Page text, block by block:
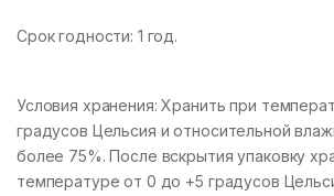
Срок годности: 1 год.
Условия хранения: Хранить при
градусов Цельсия и относительной
более 75%. После вскрытия упаковку
температуре от 0 до +5 градусов